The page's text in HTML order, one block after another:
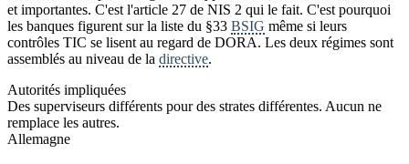
et importantes. C'est l'article 27 de NIS 2 qui le fait. C'est pourquoi
les banques figurent sur la liste du §33 BSIG même si leurs
contrôles TIC se lisent au regard de DORA. Les deux régimes sont
assemblés au niveau de la directive.
Autorités impliquées
Des superviseurs différents pour des strates différentes. Aucun ne
remplace les autres.
Allemagne